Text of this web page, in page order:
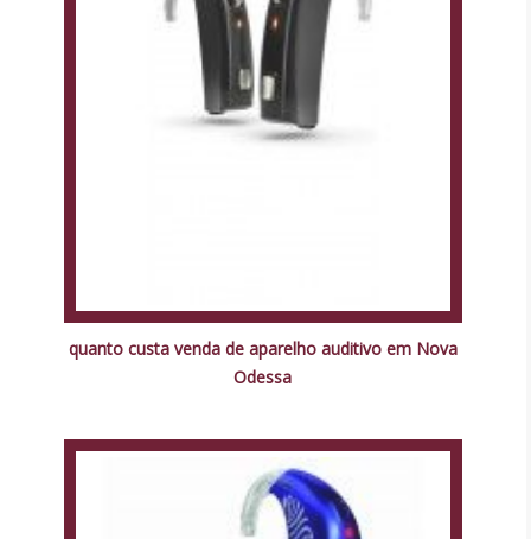
quanto custa venda de aparelho auditivo em Nova
Odessa